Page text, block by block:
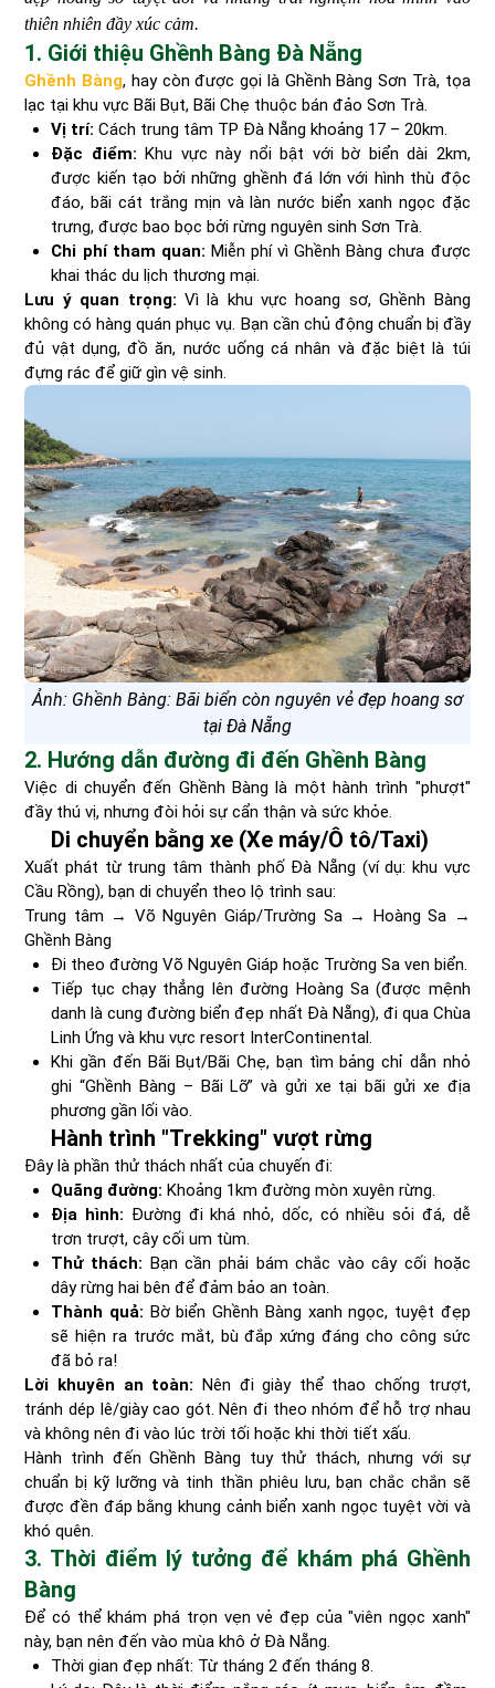
thiên nhiên đầy xúc cảm.
1. Giới thiệu Ghềnh Bàng Đà Nẵng
Ghềnh Bàng, hay còn được gọi là Ghềnh Bàng Sơn Trà, tọa
lạc tại khu vực Bãi Bụt, Bãi Chẹ thuộc bán đảo Sơn Trà.
Vị trí: Cách trung tâm TP Đà Nẵng khoảng 17 – 20km.
Đặc điểm: Khu vực này nổi bật với bờ biển dài 2km,
được kiến tạo bởi những ghềnh đá lớn với hình thù độc
đáo, bãi cát trắng mịn và làn nước biển xanh ngọc đặc
trưng, được bao bọc bởi rừng nguyên sinh Sơn Trà.
Chi phí tham quan: Miễn phí vì Ghềnh Bàng chưa được
khai thác du lịch thương mại.
Lưu ý quan trọng: Vì là khu vực hoang sơ, Ghềnh Bàng
không có hàng quán phục vụ. Bạn cần chủ động chuẩn bị đầy
đủ vật dụng, đồ ăn, nước uống cá nhân và đặc biệt là túi
đựng rác để giữ gìn vệ sinh.
Ảnh: Ghềnh Bàng: Bãi biển còn nguyên vẻ đẹp hoang sơ
tại Đà Nẵng
2. Hướng dẫn đường đi đến Ghềnh Bàng
Việc di chuyển đến Ghềnh Bàng là một hành trình "phượt"
đầy thú vị, nhưng đòi hỏi sự cẩn thận và sức khỏe.
Di chuyển bằng xe (Xe máy/Ô tô/Taxi)
Xuất phát từ trung tâm thành phố Đà Nẵng (ví dụ: khu vực
Cầu Rồng), bạn di chuyển theo lộ trình sau:
Trung tâm → Võ Nguyên Giáp/Trường Sa → Hoàng Sa →
Ghềnh Bàng
Đi theo đường Võ Nguyên Giáp hoặc Trường Sa ven biển.
Tiếp tục chạy thẳng lên đường Hoàng Sa (được mệnh
danh là cung đường biển đẹp nhất Đà Nẵng), đi qua Chùa
Linh Ứng và khu vực resort InterContinental.
Khi gần đến Bãi Bụt/Bãi Chẹ, bạn tìm bảng chỉ dẫn nhỏ
ghi “Ghềnh Bàng – Bãi Lỡ” và gửi xe tại bãi gửi xe địa
phương gần lối vào.
Hành trình "Trekking" vượt rừng
Đây là phần thử thách nhất của chuyến đi:
Quãng đường: Khoảng 1km đường mòn xuyên rừng.
Địa hình: Đường đi khá nhỏ, dốc, có nhiều sỏi đá, dễ
trơn trượt, cây cối um tùm.
Thử thách: Bạn cần phải bám chắc vào cây cối hoặc
dây rừng hai bên để đảm bảo an toàn.
Thành quả: Bờ biển Ghềnh Bàng xanh ngọc, tuyệt đẹp
sẽ hiện ra trước mắt, bù đắp xứng đáng cho công sức
đã bỏ ra!
Lời khuyên an toàn: Nên đi giày thể thao chống trượt,
tránh dép lê/giày cao gót. Nên đi theo nhóm để hỗ trợ nhau
và không nên đi vào lúc trời tối hoặc khi thời tiết xấu.
Hành trình đến Ghềnh Bàng tuy thử thách, nhưng với sự
chuẩn bị kỹ lưỡng và tinh thần phiêu lưu, bạn chắc chắn sẽ
được đền đáp bằng khung cảnh biển xanh ngọc tuyệt vời và
khó quên.
3. Thời điểm lý tưởng để khám phá Ghềnh
Bàng
Để có thể khám phá trọn vẹn vẻ đẹp của "viên ngọc xanh"
này, bạn nên đến vào mùa khô ở Đà Nẵng.
Thời gian đẹp nhất: Từ tháng 2 đến tháng 8.